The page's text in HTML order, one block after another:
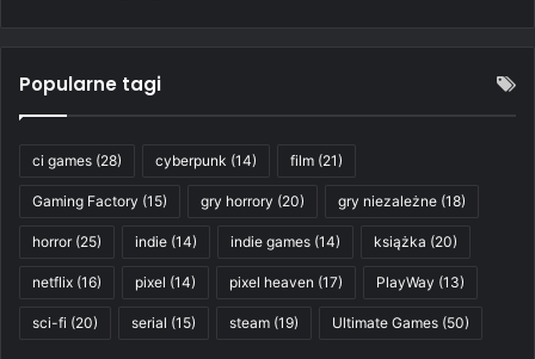
Popularne tagi
ci games (28) cyberpunk (14) film (21)
Gaming Factory (15) gry horrory (20) gry niezależne (18)
horror(25) indie (14) indie games (14) książka (20)
netflix (16) pixel (14) pixel heaven (17) PlayWay (13)
sci-fi (20) serial (15) steam (19) Ultimate Games (50)